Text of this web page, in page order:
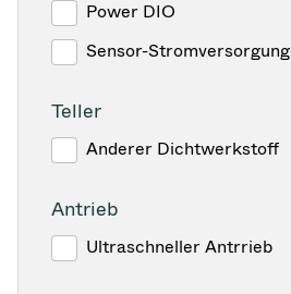
Power DIO
Sensor-Stromversorgung
Teller
Anderer Dichtwerkstoff
Antrieb
Ultraschneller Antrrieb